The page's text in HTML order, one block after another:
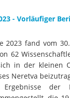
2.500
- Vorläufiger
2023 fand vom
62
in der kleinen
Neretva
der